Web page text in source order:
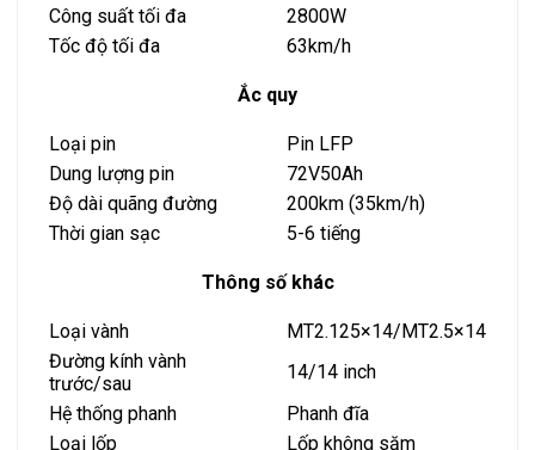
Công suất tối đa
2800W
Tốc độ tối đa
63km/h
Ắc quy
Loại pin
Pin LFP
Dung lượng pin
72V50Ah
Độ dài quãng đường
200km (35km/h)
Thời gian sạc
5-6 tiếng
Thông số khác
Loại vành
MT2.125×14/MT2.5×14
Đường kính vành
trước/sau
14/14 inch
Hệ thống phanh
Phanh đĩa
Loại lốp
Lốp không săm